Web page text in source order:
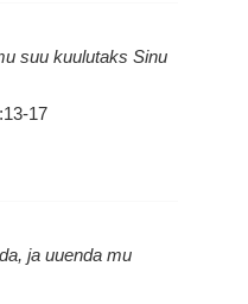
suu kuulutaks Sinu
17
ja uuenda mu